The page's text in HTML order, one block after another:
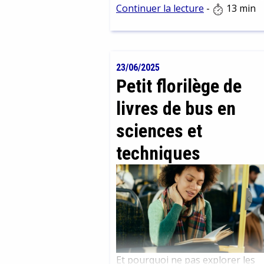
prolonger cette immersion
électronique par la lecture et
perspectives.
Continuer la lecture - 13 min
23/06/2025
Petit florilège de
livres de bus en
sciences et
techniques
Et pourquoi ne pas explorer les